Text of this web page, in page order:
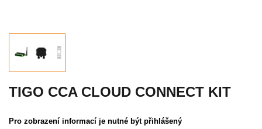
KONTAKTY
UŽIVATELSKÉ MENU
TIGO CCA CLOUD CONNECT KIT
Pro zobrazení informací je nutné být přihlášený